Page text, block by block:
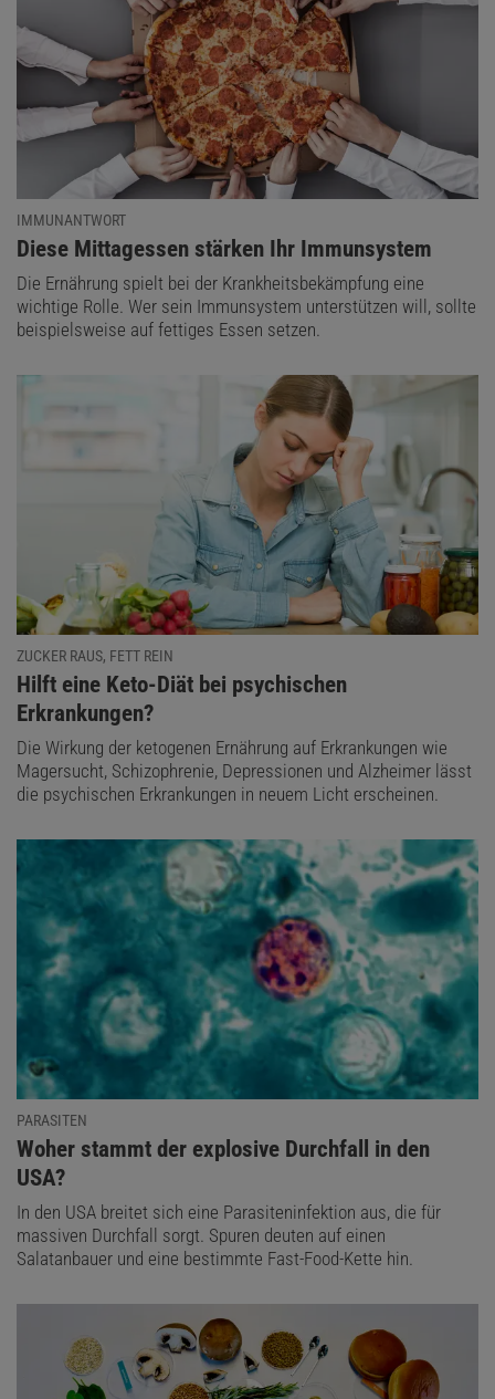
IMMUNANTWORT
:
Diese Mittagessen stärken Ihr Immunsystem
Die Ernährung spielt bei der Krankheitsbekämpfung eine
wichtige Rolle. Wer sein Immunsystem unterstützen will, sollte
beispielsweise auf fettiges Essen setzen.
ZUCKER RAUS, FETT REIN
:
Hilft eine Keto-Diät bei psychischen
Erkrankungen?
Die Wirkung der ketogenen Ernährung auf Erkrankungen wie
Magersucht, Schizophrenie, Depressionen und Alzheimer lässt
die psychischen Erkrankungen in neuem Licht erscheinen.
PARASITEN
:
Woher stammt der explosive Durchfall in den
USA?
In den USA breitet sich eine Parasiteninfektion aus, die für
massiven Durchfall sorgt. Spuren deuten auf einen
Salatanbauer und eine bestimmte Fast-Food-Kette hin.